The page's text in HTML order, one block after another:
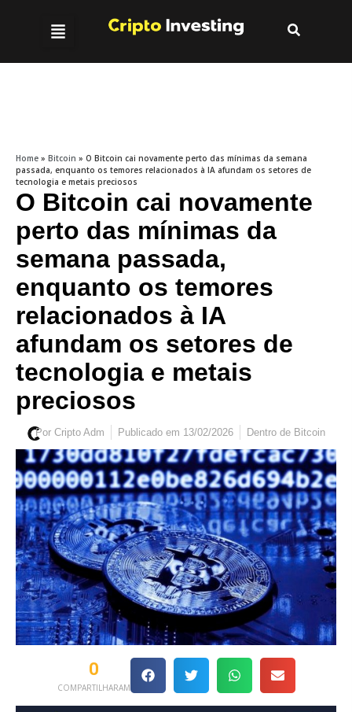
Home » Bitcoin » O Bitcoin cai novamente perto das mínimas da semana
passada, enquanto os temores relacionados à IA afundam os setores de
tecnologia e metais preciosos
O Bitcoin cai novamente
perto das mínimas da
semana passada,
enquanto os temores
relacionados à IA
afundam os setores de
tecnologia e metais
preciosos
Por Cripto Adm Publicado em 13/02/2026 Dentro de Bitcoin
COMPARTILHARAM
0